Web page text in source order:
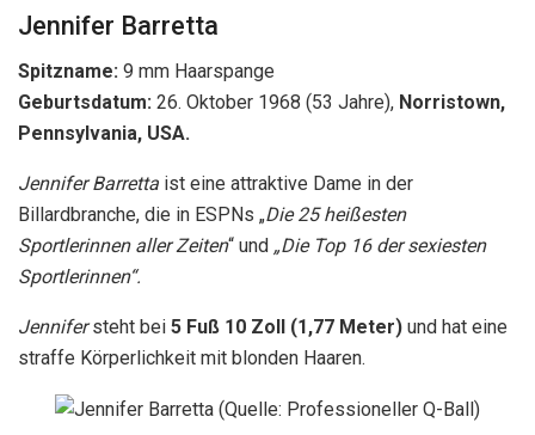
Jennifer Barretta
Spitzname: 9 mm Haarspange
Geburtsdatum: 26. Oktober 1968 (53 Jahre), Norristown,
Pennsylvania, USA.
Jennifer Barretta ist eine attraktive Dame in der
Billardbranche, die in ESPNs „Die 25 heißesten
Sportlerinnen aller Zeiten“ und „Die Top 16 der sexiesten
Sportlerinnen“.
Jennifersteht bei 5 Fuß 10 Zoll (1,77 Meter) und hat eine
straffe Körperlichkeit mit blonden Haaren.